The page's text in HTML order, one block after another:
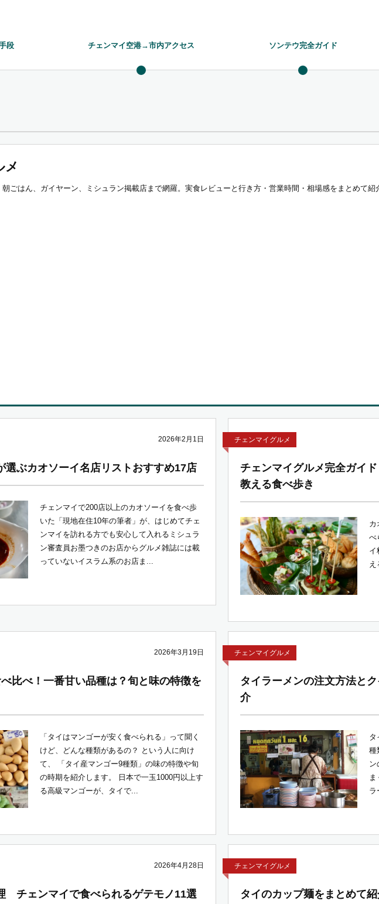
段 チェンマイ空港→市内アクセス ソンテウ完全ガイド
メ
ごはん、ガイヤーン、ミシュラン掲載店まで網羅。実食レビューと行き方・営業時間・相場感をまとめて紹
2026年2月1日
選ぶカオソーイ名店リストおすすめ17店
チェンマイで200店以上のカオソーイを食べ歩
いた「現地在住10年の筆者」が、はじめてチェ
ンマイを訪れる方でも安心して入れるミシュラ
ン審査員お墨つきのお店からグルメ雑誌には載
っていないイスラム系のお店ま...
チェンマイグルメ
チェンマイグルメ完全ガイ
教える食べ歩き
カ
べ
イ
え
2026年3月19日
比べ！一番甘い品種は？旬と味の特徴を
「タイはマンゴーが安く食べられる」って聞く
けど、どんな種類があるの？ という人に向け
て、 「タイ産マンゴー9種類」の味の特徴や旬
の時期を紹介します。 日本で一玉1000円以上す
る高級マンゴーが、タイで...
チェンマイグルメ
タイラーメンの注文方法と
介
タ
種
ン
ラ
2026年4月28日
チェンマイで食べられるゲテモノ11選
チェンマイグルメ
タイのカップ麺をまとめて